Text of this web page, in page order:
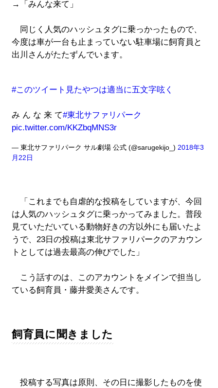
→「みんな来て」
同じく人気のハッシュタグに乗っかったもので、
今度は車が一台も止まっていない駐車場に飼育員と
出川さんがたたずんでいます。
#このツイート見たやつは適当に五文字呟く
み ん な 来 て#東北サファリパーク
pic.twitter.com/KKZbqMNS3r
— 東北サファリパーク サル劇場 公式 (@sarugekijo_) 2018年3
月22日
「これまでも自虐的な投稿をしていますが、今回
は人気のハッシュタグに乗っかってみました。普段
見ていただいている動物好きの方以外にも届いたよ
うで、23日の投稿は東北サファリパークのアカウン
トとしては過去最高の伸びでした」
こう話すのは、このアカウントをメインで担当し
ている飼育員・藤井愛美さんです。
飼育員に聞きました
投稿する写真は原則、その日に撮影したものを使